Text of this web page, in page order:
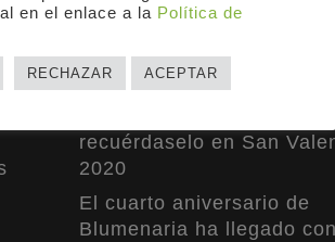
1.900 flores para los
Segovia como
su valentía
recuérdaselo en San
2020
El cuarto aniversario de
Blumenaria ha llegado
en el enlace a la Política de
RECHAZAR ACEPTAR